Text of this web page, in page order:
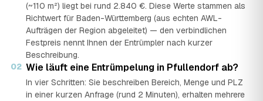
(~110 m²) liegt bei rund 2.840 €. Diese Werte stammen als
Richtwert für Baden-Württemberg (aus echten AWL-
Aufträgen der Region abgeleitet) — den verbindlichen
Festpreis nennt Ihnen der Entrümpler nach kurzer
Beschreibung.
02 Wie läuft eine Entrümpelung in Pfullendorf ab?
In vier Schritten: Sie beschreiben Bereich, Menge und PLZ
in einer kurzen Anfrage (rund 2 Minuten), erhalten mehrere